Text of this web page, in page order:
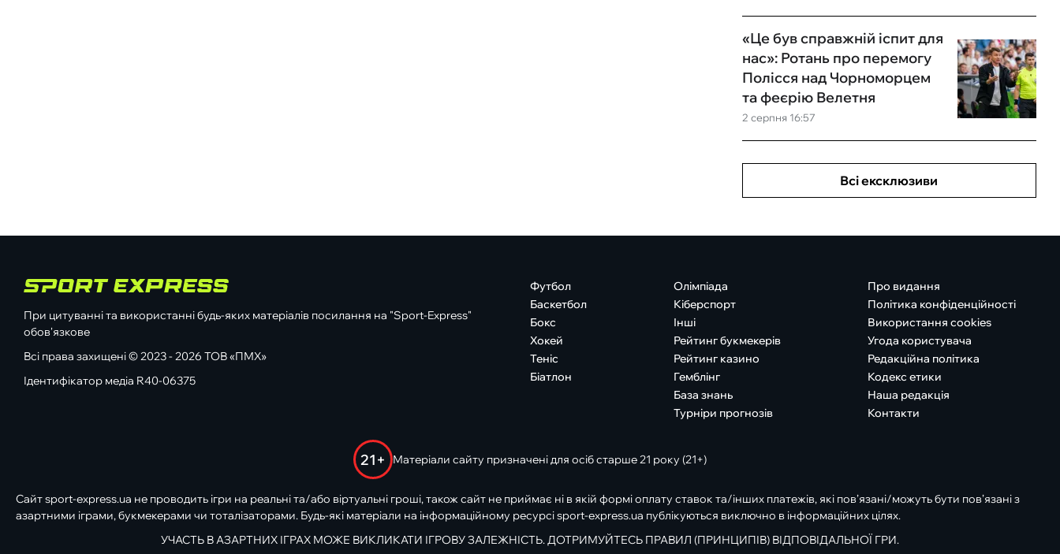
2 серпня 16:57
«Це був справжній іспит для
нас»: Ротань про перемогу
Полісся над Чорноморцем
та феєрію Велетня
Всі ексклюзиви
При цитуванні та використанні будь-яких матеріалів посилання на "Sport-Express"
обов'язкове
Всі права захищені © 2023 - 2026 ТОВ «ПМХ»
Ідентифікатор медіа R40-06375
Футбол
Баскетбол
Бокс
Хокей
Теніс
Біатлон
Олімпіада
Кіберспорт
Інші
Рейтинг букмекерів
Рейтинг казино
Гемблінг
База знань
Турніри прогнозів
Про видання
Політика конфіденційності
Використання cookies
Угода користувача
Редакційна політика
Кодекс етики
Наша редакція
Контакти
21+ Матеріали сайту призначені для осіб старше 21 року (21+)
Сайт sport-express.ua не проводить ігри на реальні та/або віртуальні гроші, також сайт не приймає ні в якій формі оплату ставок та/інших платежів, які пов’язані/можуть бути пов’язані з
азартними іграми, букмекерами чи тоталізаторами. Будь-які матеріали на інформаційному ресурсі sport-express.ua публікуються виключно в інформаційних цілях.
УЧАСТЬ В АЗАРТНИХ ІГРАХ МОЖЕ ВИКЛИКАТИ ІГРОВУ ЗАЛЕЖНІСТЬ. ДОТРИМУЙТЕСЬ ПРАВИЛ (ПРИНЦИПІВ) ВІДПОВІДАЛЬНОЇ ГРИ.